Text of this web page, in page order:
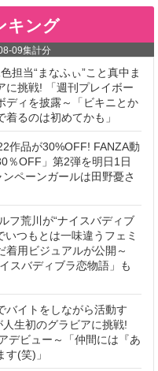
キング
09集計分
担当“まなふぃ”こと真中ま
に挑戦! 「週刊プレイボー
ディを披露～「ビキニとか
るのは初めてかも」
作品が30%OFF! FANZA動
％OFF」第2弾を明日1日
ペーンガールは田野憂さ
フ荒川が“ナイスバディブ
いつもとは一味違うフェミ
着用ビジュアルが公開～
スバディブラ恋物語」も
バイトをしながら活動す
人生初のグラビアに挑戦!
デビュー～「仲間には『あ
(笑)」